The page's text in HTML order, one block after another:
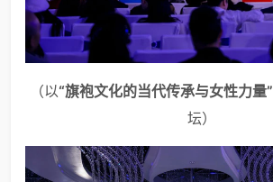
（以“旗袍文化的当代传承与女性力量”
坛）